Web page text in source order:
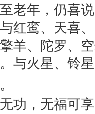
老年，仍喜
红鸾、天喜
羊、陀罗、
与火星、铃
功，无福可